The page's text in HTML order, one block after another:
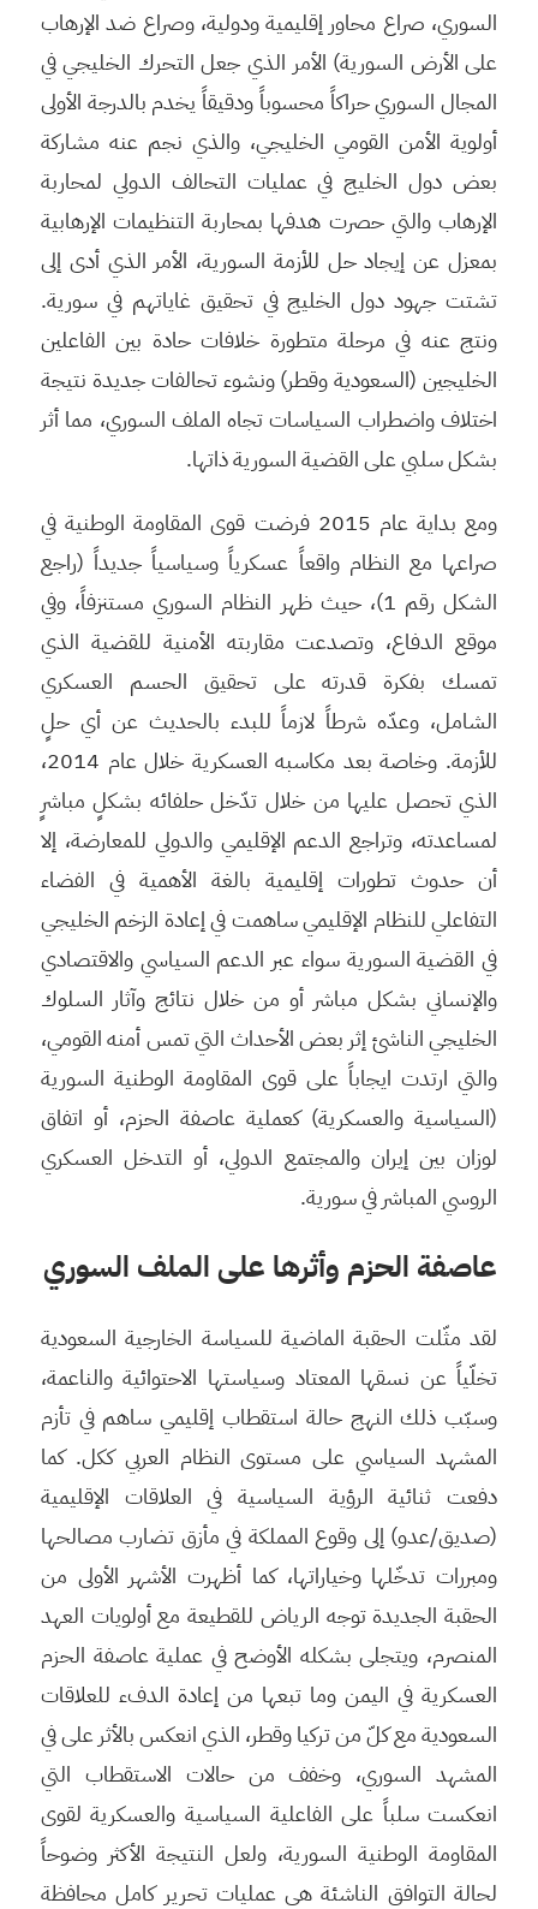
السوري، صراع محاور إقليمية ودولية، وصراع ضد الإرهاب
على الأرض السورية) الأمر الذي جعل التحرك الخليجي في
المجال السوري حراكاً محسوباً ودقيقاً يخدم بالدرجة الأولى
أولوية الأمن القومي الخليجي، والذي نجم عنه مشاركة
بعض دول الخليج في عمليات التحالف الدولي لمحاربة
الإرهاب والتي حصرت هدفها بمحاربة التنظيمات الإرهابية
بمعزل عن إيجاد حل للأزمة السورية، الأمر الذي أدى إلى
تشتت جهود دول الخليج في تحقيق غاياتهم في سورية.
ونتج عنه في مرحلة متطورة خلافات حادة بين الفاعلين
الخليجين (السعودية وقطر) ونشوء تحالفات جديدة نتيجة
اختلاف واضطراب السياسات تجاه الملف السوري، مما أثر
بشكل سلبي على القضية السورية ذاتها.
ومع بداية عام 2015 فرضت قوى المقاومة الوطنية في
صراعها مع النظام واقعاً عسكرياً وسياسياً جديداً (راجع
الشكل رقم 1)، حيث ظهر النظام السوري مستنزفاً، وفي
موقع الدفاع، وتصدعت مقاربته الأمنية للقضية الذي
تمسك بفكرة قدرته على تحقيق الحسم العسكري
الشامل، وعدّه شرطاً لازماً للبدء بالحديث عن أي حلٍ
للأزمة. وخاصة بعد مكاسبه العسكرية خلال عام 2014،
الذي تحصل عليها من خلال تدّخل حلفائه بشكلٍ مباشرٍ
لمساعدته، وتراجع الدعم الإقليمي والدولي للمعارضة، إلا
أن حدوث تطورات إقليمية بالغة الأهمية في الفضاء
التفاعلي للنظام الإقليمي ساهمت في إعادة الزخم الخليجي
في القضية السورية سواء عبر الدعم السياسي والاقتصادي
والإنساني بشكل مباشر أو من خلال نتائج وآثار السلوك
الخليجي الناشئ إثر بعض الأحداث التي تمس أمنه القومي،
والتي ارتدت ايجاباً على قوى المقاومة الوطنية السورية
(السياسية والعسكرية) كعملية عاصفة الحزم، أو اتفاق
لوزان بين إيران والمجتمع الدولي، أو التدخل العسكري
الروسي المباشر في سورية.
عاصفة الحزم وأثرها على الملف السوري
لقد مثّلت الحقبة الماضية للسياسة الخارجية السعودية
تخلّياً عن نسقها المعتاد وسياستها الاحتوائية والناعمة،
وسبّب ذلك النهج حالة استقطاب إقليمي ساهم في تأزم
المشهد السياسي على مستوى النظام العربي ككل. كما
دفعت ثنائية الرؤية السياسية في العلاقات الإقليمية
(صديق/عدو) إلى وقوع المملكة في مأزق تضارب مصالحها
ومبررات تدخّلها وخياراتها، كما أظهرت الأشهر الأولى من
الحقبة الجديدة توجه الرياض للقطيعة مع أولويات العهد
المنصرم، ويتجلى بشكله الأوضح في عملية عاصفة الحزم
العسكرية في اليمن وما تبعها من إعادة الدفء للعلاقات
السعودية مع كلّ من تركيا وقطر، الذي انعكس بالأثر على في
المشهد السوري، وخفف من حالات الاستقطاب التي
انعكست سلباً على الفاعلية السياسية والعسكرية لقوى
المقاومة الوطنية السورية، ولعل النتيجة الأكثر وضوحاً
لحالة التوافق الناشئة هي عمليات تحرير كامل محافظة